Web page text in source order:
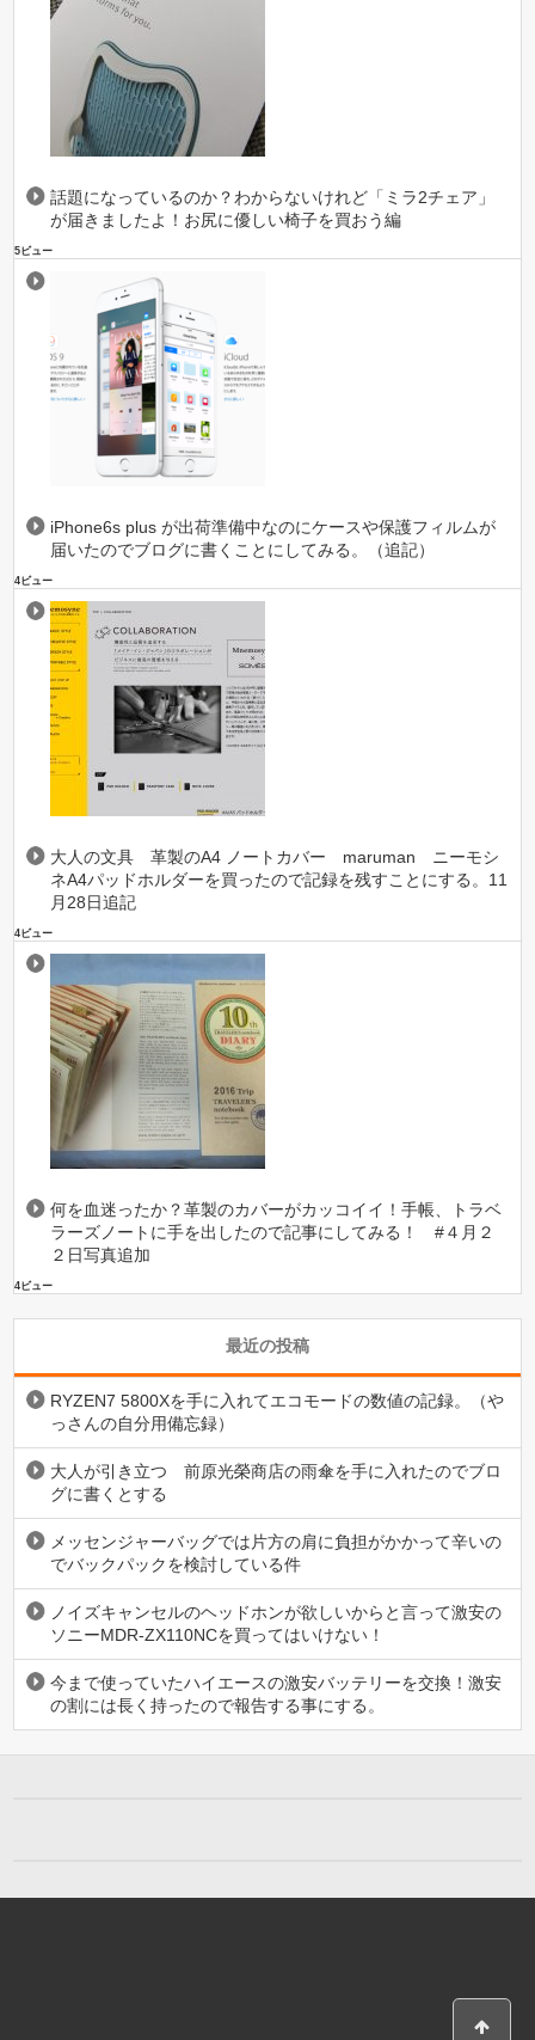
話題になっているのか？わからないけれど「ミラ2チェア」
が届きましたよ！お尻に優しい椅子を買おう編
5ビュー
iPhone6s plus が出荷準備中なのにケースや保護フィルムが
届いたのでブログに書くことにしてみる。（追記）
4ビュー
大人の文具 革製のA4 ノートカバー maruman ニーモシ
ネA4パッドホルダーを買ったので記録を残すことにする。11
月28日追記
4ビュー
何を血迷ったか？革製のカバーがカッコイイ！手帳、トラベ
ラーズノートに手を出したので記事にしてみる！ #４月２
２日写真追加
4ビュー
最近の投稿
RYZEN7 5800Xを手に入れてエコモードの数値の記録。（や
っさんの自分用備忘録）
大人が引き立つ 前原光榮商店の雨傘を手に入れたのでブロ
グに書くとする
メッセンジャーバッグでは片方の肩に負担がかかって辛いの
でバックパックを検討している件
ノイズキャンセルのヘッドホンが欲しいからと言って激安の
ソニーMDR-ZX110NCを買ってはいけない！
今まで使っていたハイエースの激安バッテリーを交換！激安
の割には長く持ったので報告する事にする。